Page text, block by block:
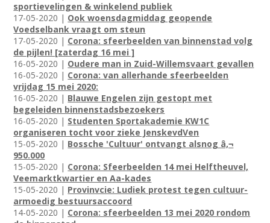
sportievelingen & winkelend publiek
17-05-2020 | Ook woensdagmiddag geopende
Voedselbank vraagt om steun
17-05-2020 | Corona: sfeerbeelden van binnenstad volg
de pijlen! [zaterdag 16 mei ]
16-05-2020 | Oudere man in Zuid-Willemsvaart gevallen
16-05-2020 | Corona: van allerhande sfeerbeelden
vrijdag 15 mei 2020:
16-05-2020 | Blauwe Engelen zijn gestopt met
begeleiden binnenstadsbezoekers
16-05-2020 | Studenten Sportakademie KW1C
organiseren tocht voor zieke JenskevdVen
15-05-2020 | Bossche 'Cultuur' ontvangt alsnog â‚¬
950.000
15-05-2020 | Corona: Sfeerbeelden 14 mei Helftheuvel,
Veemarktkwartier en Aa-kades
15-05-2020 | Provinvcie: Ludiek protest tegen cultuur-
armoedig bestuursaccoord
14-05-2020 | Corona: sfeerbeelden 13 mei 2020 rondom